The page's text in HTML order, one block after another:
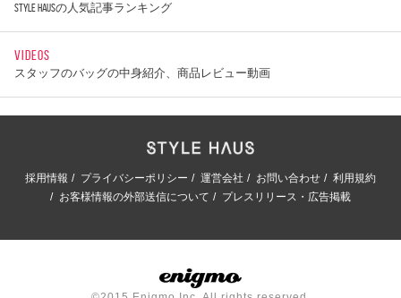
STYLE HAUSの人気記事ランキング
VIDEOS
スタッフのバッグの中身紹介、商品レビュー動画
採用情報 プライバシーポリシー 運営会社 お問い合わせ
利用規約
お客様情報の外部送信について
プレスリリース・広告掲載